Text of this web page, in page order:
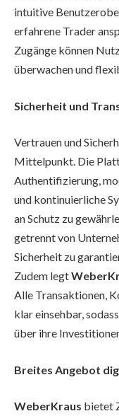
intuitive
erfahrene Trader
Zugänge können
überwachen und
Sicherheit und
Vertrauen und
Mittelpunkt. Die
Authentifizierung,
und kontinuierliche
an Schutz zu
getrennt von
Sicherheit zu
Zudem legt
Alle Transaktionen,
klar einsehbar,
über ihre
Breites Angebot
WeberKraus bietet